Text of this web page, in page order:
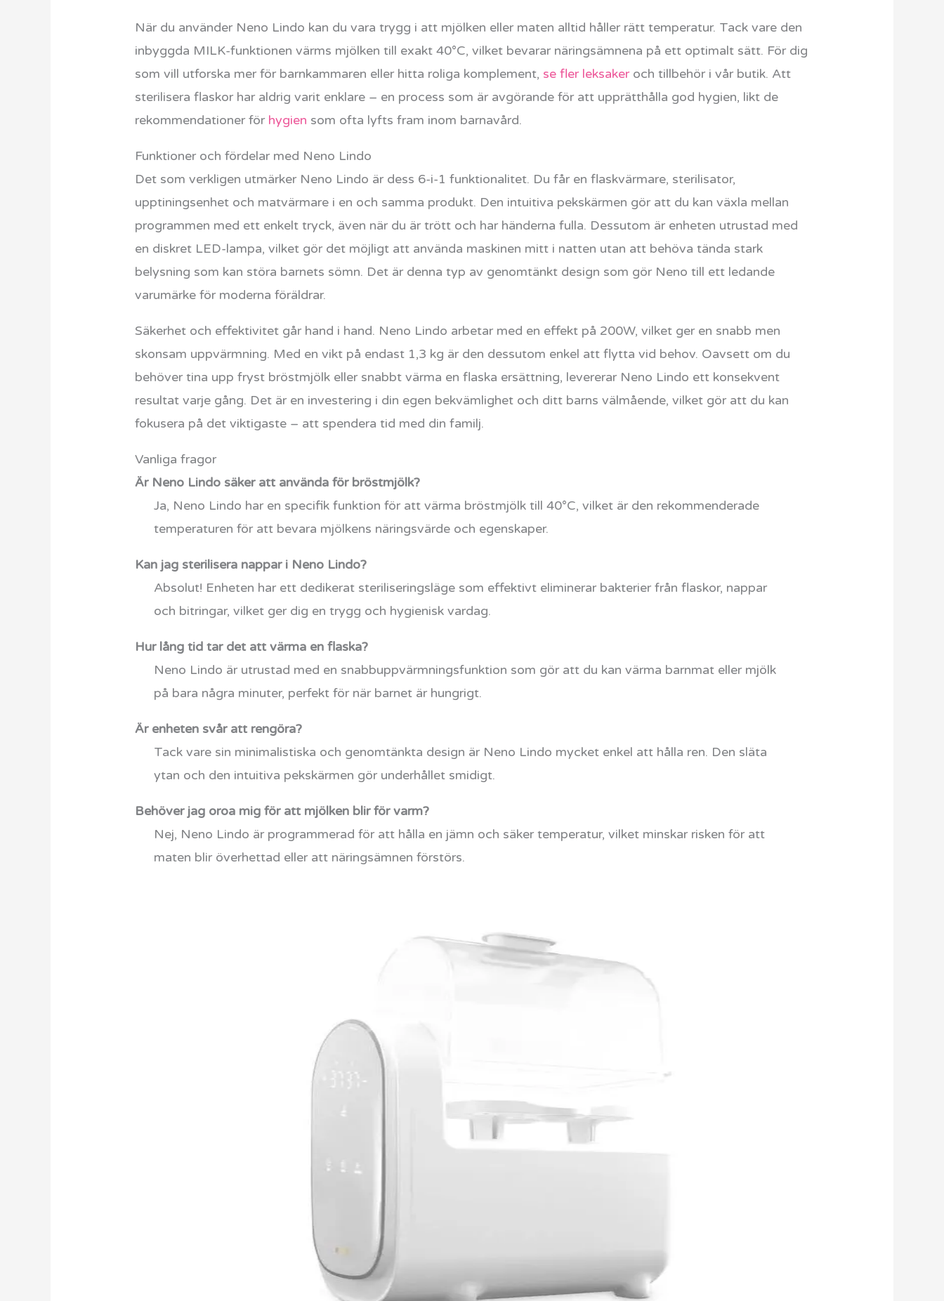
När du använder Neno Lindo kan du vara trygg i att mjölken eller maten alltid håller rätt temperatur. Tack vare den
inbyggda MILK-funktionen värms mjölken till exakt 40°C, vilket bevarar näringsämnena på ett optimalt sätt. För dig
som vill utforska mer för barnkammaren eller hitta roliga komplement, se fler leksakeroch tillbehör i vår butik. Att
sterilisera flaskor har aldrig varit enklare – en process som är avgörande för att upprätthålla god hygien, likt de
rekommendationer för hygien som ofta lyfts fram inom barnavård.
Funktioner och fördelar med Neno Lindo
Det som verkligen utmärker Neno Lindo är dess 6-i-1 funktionalitet. Du får en flaskvärmare, sterilisator,
upptiningsenhet och matvärmare i en och samma produkt. Den intuitiva pekskärmen gör att du kan växla mellan
programmen med ett enkelt tryck, även när du är trött och har händerna fulla. Dessutom är enheten utrustad med
en diskret LED-lampa, vilket gör det möjligt att använda maskinen mitt i natten utan att behöva tända stark
belysning som kan störa barnets sömn. Det är denna typ av genomtänkt design som gör Neno till ett ledande
varumärke för moderna föräldrar.
Säkerhet och effektivitet går hand i hand. Neno Lindo arbetar med en effekt på 200W, vilket ger en snabb men
skonsam uppvärmning. Med en vikt på endast 1,3 kg är den dessutom enkel att flytta vid behov. Oavsett om du
behöver tina upp fryst bröstmjölk eller snabbt värma en flaska ersättning, levererar Neno Lindo ett konsekvent
resultat varje gång. Det är en investering i din egen bekvämlighet och ditt barns välmående, vilket gör att du kan
fokusera på det viktigaste – att spendera tid med din familj.
Vanliga fragor
Är Neno Lindo säker att använda för bröstmjölk?
Ja, Neno Lindo har en specifik funktion för att värma bröstmjölk till 40°C, vilket är den rekommenderade
temperaturen för att bevara mjölkens näringsvärde och egenskaper.
Kan jag sterilisera nappar i Neno Lindo?
Absolut! Enheten har ett dedikerat steriliseringsläge som effektivt eliminerar bakterier från flaskor, nappar
och bitringar, vilket ger dig en trygg och hygienisk vardag.
Hur lång tid tar det att värma en flaska?
Neno Lindo är utrustad med en snabbuppvärmningsfunktion som gör att du kan värma barnmat eller mjölk
på bara några minuter, perfekt för när barnet är hungrigt.
Är enheten svår att rengöra?
Tack vare sin minimalistiska och genomtänkta design är Neno Lindo mycket enkel att hålla ren. Den släta
ytan och den intuitiva pekskärmen gör underhållet smidigt.
Behöver jag oroa mig för att mjölken blir för varm?
Nej, Neno Lindo är programmerad för att hålla en jämn och säker temperatur, vilket minskar risken för att
maten blir överhettad eller att näringsämnen förstörs.